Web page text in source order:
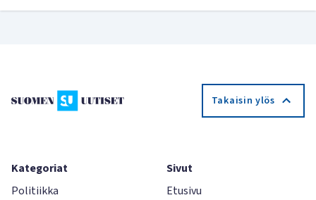
Takaisin ylös
Kategoriat
Politiikka
Sivut
Etusivu